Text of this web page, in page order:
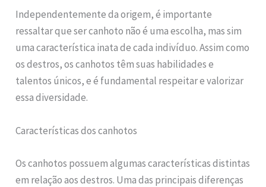
Independentemente da origem, é importante
ressaltar que ser canhoto não é uma escolha, mas sim
uma característica inata de cada indivíduo. Assim como
os destros, os canhotos têm suas habilidades e
talentos únicos, e é fundamental respeitar e valorizar
essa diversidade.
Características dos canhotos
Os canhotos possuem algumas características distintas
em relação aos destros. Uma das principais diferenças